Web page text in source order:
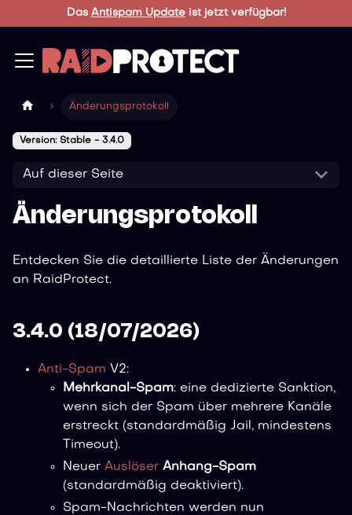
Das Antispam Updateist jetzt verfügbar!
Änderungsprotokoll
Version: Stable - 3.4.0
Auf dieser Seite
Änderungsprotokoll
Entdecken Sie die detaillierte Liste der Änderungen
an RaidProtect.
3.4.0 (18/07/2026)
Anti-Spam V2:
Mehrkanal-Spam: eine dedizierte Sanktion,
wenn sich der Spam über mehrere Kanäle
erstreckt (standardmäßig Jail, mindestens
Timeout).
Neuer Auslöser Anhang-Spam
(standardmäßig deaktiviert).
Spam-Nachrichten werden nun